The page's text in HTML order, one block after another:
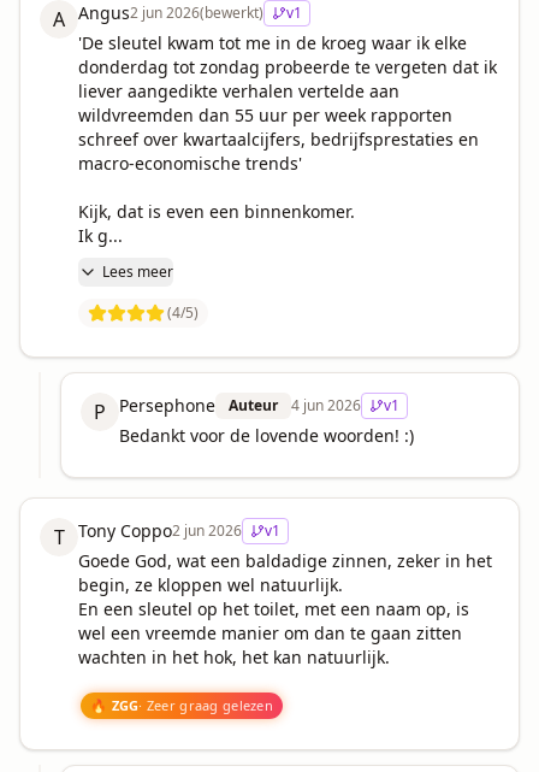
A Angus2 jun 2026(bewerkt) v1
'De sleutel kwam tot me in de kroeg waar ik elke
donderdag tot zondag probeerde te vergeten dat ik
liever aangedikte verhalen vertelde aan
wildvreemden dan 55 uur per week rapporten
schreef over kwartaalcijfers, bedrijfsprestaties en
macro-economische trends'
Kijk, dat is even een binnenkomer.
Ik g...
Lees meer
(4/5)
P Persephone Auteur 4 jun 2026 v1
Bedankt voor de lovende woorden! :)
T Tony Coppo2 jun 2026 v1
Goede God, wat een baldadige zinnen, zeker in het
begin, ze kloppen wel natuurlijk.
En een sleutel op het toilet, met een naam op, is
wel een vreemde manier om dan te gaan zitten
wachten in het hok, het kan natuurlijk.
🔥 ZGG· Zeer graag gelezen